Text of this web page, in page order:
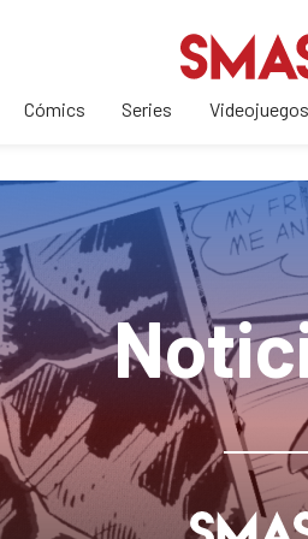
Cómics Series Videojuegos